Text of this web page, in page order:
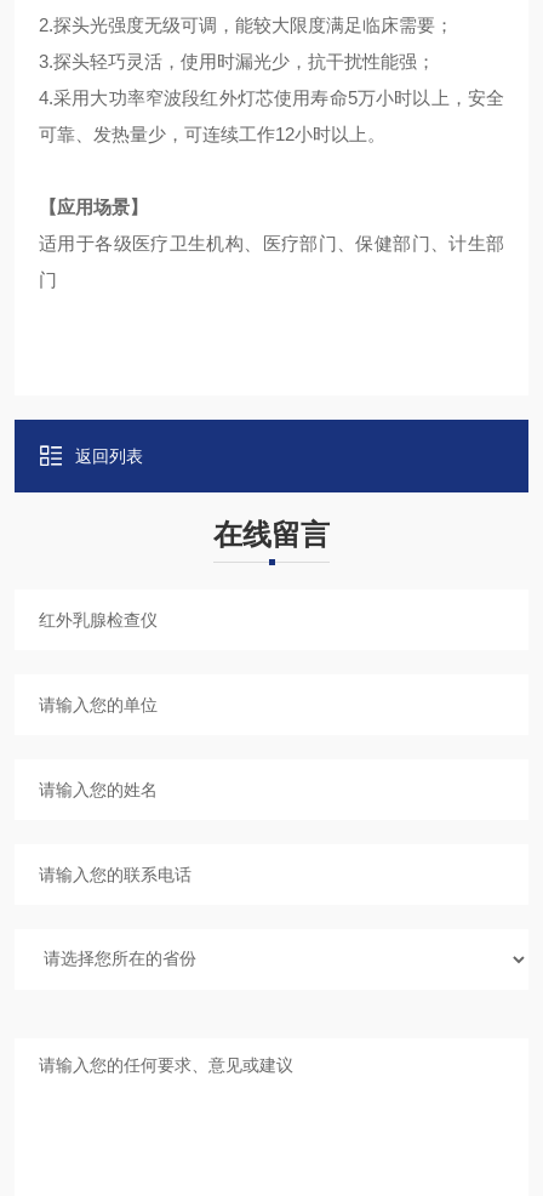
2.探头光强度无级可调，能较大限度满足临床需要；
3.探头轻巧灵活，使用时漏光少，抗干扰性能强；
4.采用大功率窄波段红外灯芯使用寿命5万小时以上，安全
可靠、发热量少，可连续工作12小时以上。
【应用场景】
适用于各级医疗卫生机构、医疗部门、保健部门、计生部
门
返回列表
在线留言